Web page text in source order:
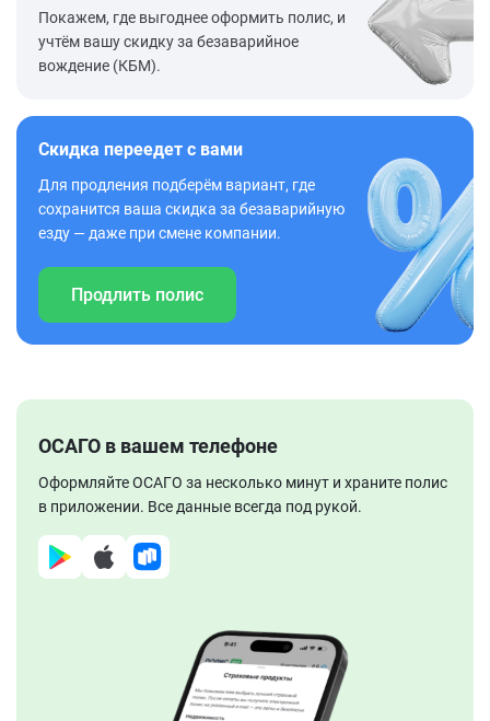
Покажем, где выгоднее оформить полис, и
учтём вашу скидку за безаварийное
вождение (КБМ).
Скидка переедет с вами
Для продления подберём вариант, где
сохранится ваша скидка за безаварийную
езду — даже при смене компании.
Продлить полис
ОСАГО в вашем телефоне
Оформляйте ОСАГО за несколько минут и храните полис
в приложении. Все данные всегда под рукой.